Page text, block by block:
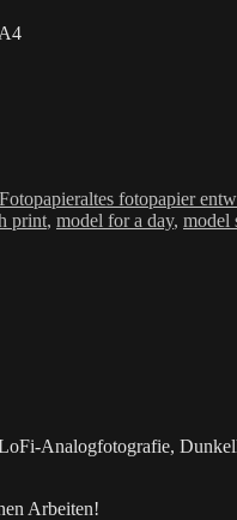
Schlagwörter
altes fotopapier
print, model for a day, model
Analogfotografie,
Arbeiten!